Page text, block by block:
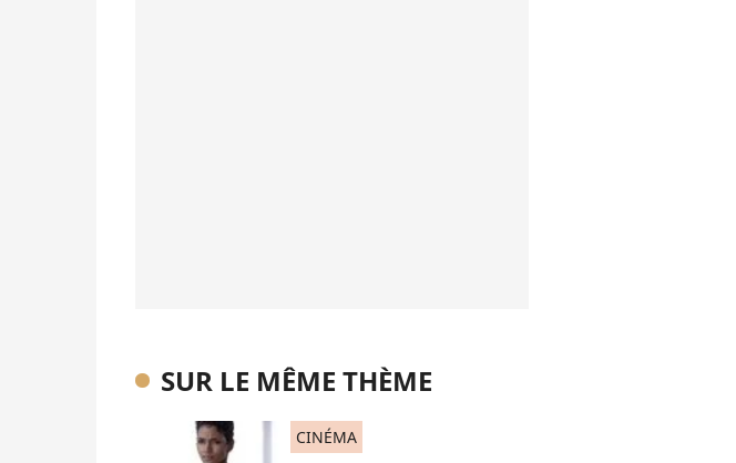
SUR LE MÊME THÈME
CINÉMA